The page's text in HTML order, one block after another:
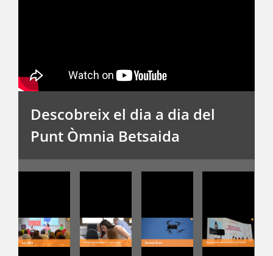
Descobreix el dia a dia del
Punt Òmnia Betsaida